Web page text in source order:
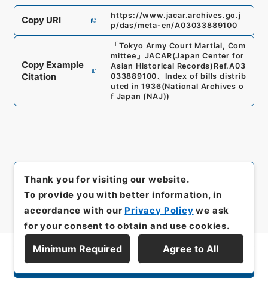
Copy URI
https://www.jacar.archives.go.j
p/das/meta-en/A03033889100
Copy Example
Citation
「Tokyo Army Court Martial, Com
mittee 」 JACAR(Japan Center for
Asian Historical Records) Ref.A03
033889100、 Index of bills distrib
uted in 1936(National Archives o
f Japan (NAJ))
Display Series Hierarchy
Thank you for visiting our website.
To provide you with better information, in
accordance with our Privacy Policy we ask
for your consent to obtain and use cookies.
Minimum Required Agree to All